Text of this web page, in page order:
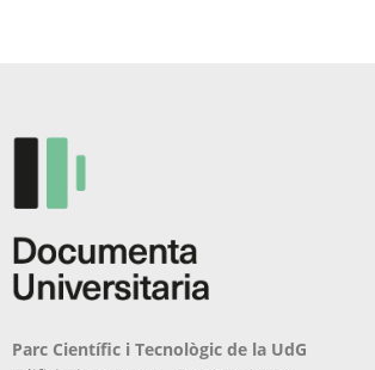
Parc Científic i Tecnològic de la UdG